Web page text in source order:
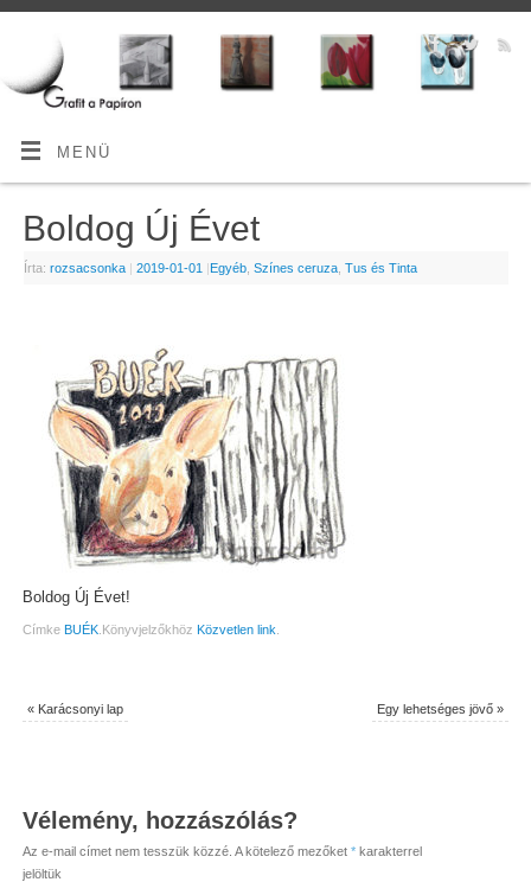
MENÜ
Boldog Új Évet
Írta: rozsacsonka | 2019-01-01 |Egyéb, Színes ceruza, Tus és Tinta
Boldog Új Évet!
Címke BUÉK. Könyvjelzőkhöz Közvetlen link
«Karácsonyi lap Egy lehetséges jövő»
Vélemény, hozzászólás?
Az e-mail címet nem tesszük közzé. A kötelező mezőket *karakterrel
jelöltük